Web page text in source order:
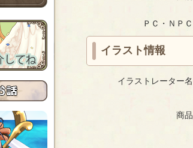
ＰＣ・ＮＰＣ
イラスト情報
イラストレーター名
商品